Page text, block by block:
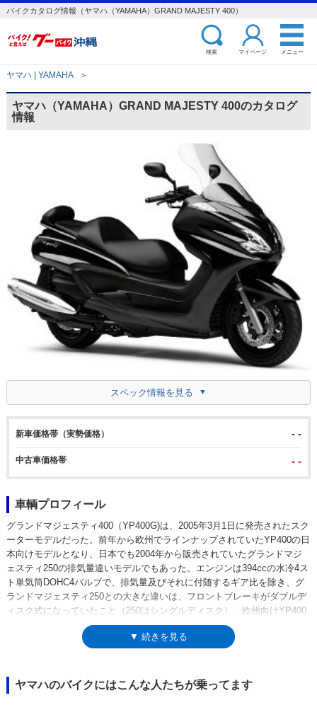
バイクカタログ情報（ヤマハ（YAMAHA）GRAND MAJESTY 400）
検索 マイページ メニュー
ヤマハ | YAMAHA ＞
ヤマハ（YAMAHA）GRAND MAJESTY 400のカタログ
情報
スペック情報を見る
新車価格帯（実勢価格） - -
中古車価格帯 - -
車輌プロフィール
グランドマジェスティ400（YP400G)は、2005年3月1日に発売されたスク
ーターモデルだった。前年から欧州でラインナップされていたYP400の日
本向けモデルとなり、日本でも2004年から販売されていたグランドマジ
ェスティ250の排気量違いモデルでもあった。エンジンは394ccの水冷4ス
ト単気筒DOHC4バルブで、排気量及びそれに付随するギア比を除き、グ
ランドマジェスティ250との大きな違いは、フロントブレーキがダブルデ
ィスク式になっていたこと（250はシングルディスク）。欧州向けYP400
との違いは、シートオープナー機構が付いたリモコンキーシャッターやマ
フラーの仕様などだった。姉妹モデルのグランドマジェスティ250は、
ンジ。2011年モデルまでラインナップされた。
▼ 続きを見る
ヤマハのバイクにはこんな人たちが乗ってます